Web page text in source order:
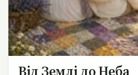
Від Землі до Неба